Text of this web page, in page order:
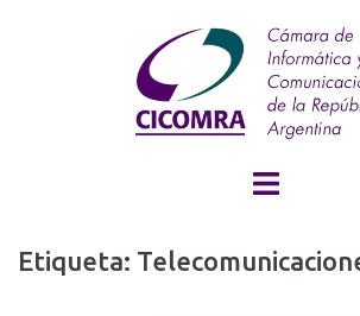
Etiqueta: